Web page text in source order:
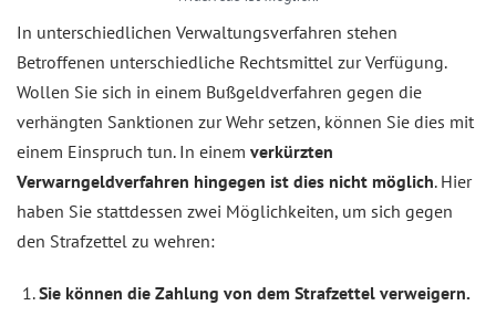
In unterschiedlichen Verwaltungsverfahren stehen
Betroffenen unterschiedliche Rechtsmittel zur Verfügung.
Wollen Sie sich in einem Bußgeldverfahren gegen die
verhängten Sanktionen zur Wehr setzen, können Sie dies mit
einem Einspruch tun. In einem verkürzten
Verwarngeldverfahren hingegen ist dies nicht möglich. Hier
haben Sie stattdessen zwei Möglichkeiten, um sich gegen
den Strafzettel zu wehren:
Sie können die Zahlung von dem Strafzettel verweigern.